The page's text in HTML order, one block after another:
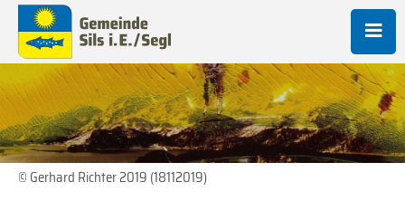
© Gerhard Richter 2019 (18112019)